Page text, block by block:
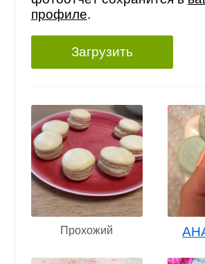
профиле.
Загрузить
Прохожий